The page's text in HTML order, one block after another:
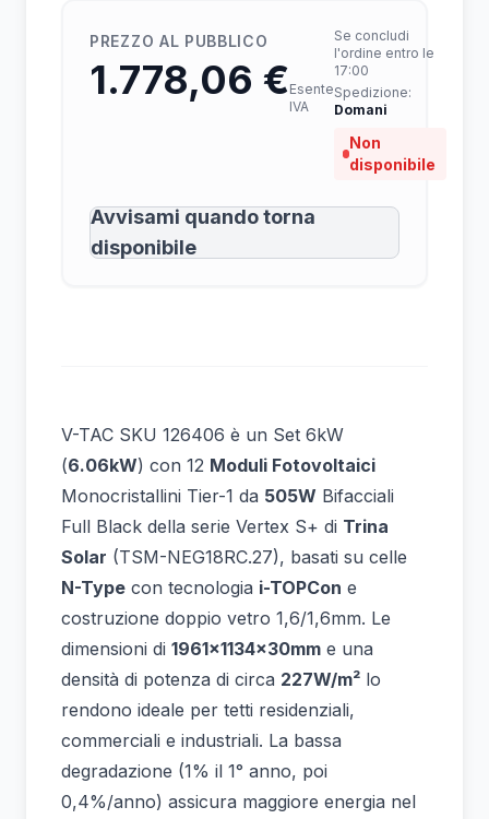
PREZZO AL PUBBLICO
1.778,06 €Esente
IVA
Se concludi
l'ordine entro le
17:00
Spedizione:
Domani
Non
disponibile
Avvisami quando torna
disponibile
V-TAC SKU 126406 è un Set 6kW
(6.06kW) con 12 Moduli Fotovoltaici
Monocristallini Tier-1 da 505W Bifacciali
Full Black della serie Vertex S+ di Trina
Solar (TSM-NEG18RC.27), basati su celle
N-Type con tecnologia i-TOPCon e
costruzione doppio vetro 1,6/1,6mm. Le
dimensioni di 1961×1134×30mm e una
densità di potenza di circa 227W/m² lo
rendono ideale per tetti residenziali,
commerciali e industriali. La bassa
degradazione (1% il 1° anno, poi
0,4%/anno) assicura maggiore energia nel